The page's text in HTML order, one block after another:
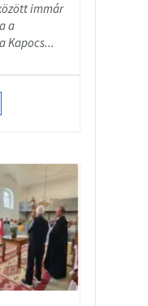
immár
a
Kapocs...